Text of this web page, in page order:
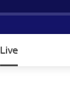
Live